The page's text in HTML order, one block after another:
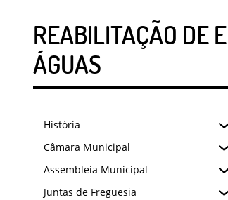
REABILITAÇÃO DE
ÁGUAS
História
Câmara Municipal
Assembleia Municipal
Juntas de Freguesia